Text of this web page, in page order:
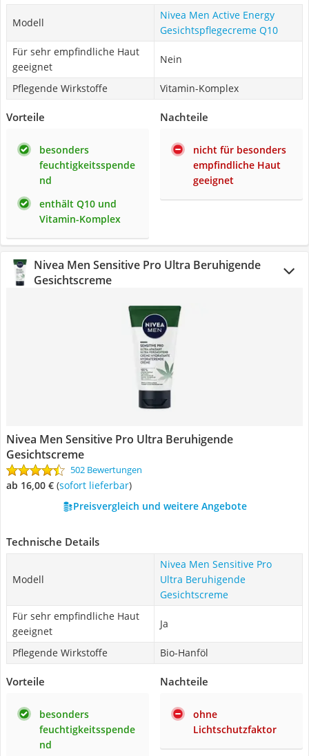
Modell
Nivea Men Active Energy
Gesichtspflegecreme Q10
Für sehr empfindliche Haut
geeignet
Nein
Pflegende Wirkstoffe Vitamin-Komplex
Vorteile
besonders
feuchtigkeitsspende
nd
enthält Q10 und
Vitamin-Komplex
Nachteile
nicht für besonders
empfindliche Haut
geeignet
Nivea Men Sensitive Pro Ultra Beruhigende
Gesichtscreme
Nivea Men Sensitive Pro Ultra Beruhigende
Gesichtscreme
502 Bewertungen
ab 16,00 € ( Sofort lieferbar)
Preisvergleich und weitere Angebote
Technische Details
Modell
Nivea Men Sensitive Pro
Ultra Beruhigende
Gesichtscreme
Für sehr empfindliche Haut
geeignet
Ja
Pflegende Wirkstoffe Bio-Hanföl
Vorteile
besonders
feuchtigkeitsspende
nd
Nachteile
ohne
Lichtschutzfaktor